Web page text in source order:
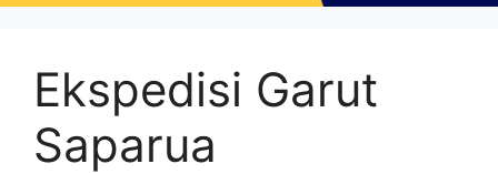
Ekspedisi Garut
Saparua